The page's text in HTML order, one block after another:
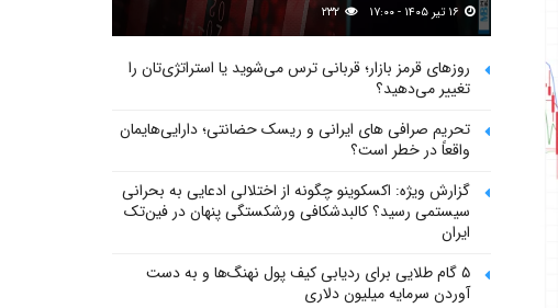
روزهای قرمز بازار؛ قربانی ترس می‌شوید یا استراتژی‌تان را
تغییر می‌دهید؟
تحریم صرافی های ایرانی و ریسک حضانتی؛ دارایی‌هایمان
واقعاً در خطر است؟
گزارش ویژه: اکسکوینو چگونه از اختلالی ادعایی به بحرانی
سیستمی رسید؟ کالبدشکافی ورشکستگی پنهان در فین‌تک
ایران
۵ گام طلایی برای ردیابی کیف پول‌ نهنگ‌ها و به دست
آوردن سرمایه میلیون دلاری